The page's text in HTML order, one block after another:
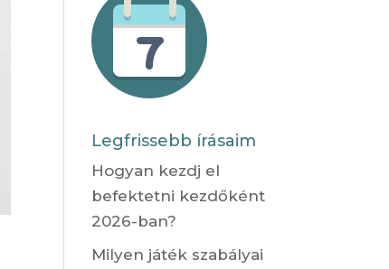
Legfrissebb írásaim
Hogyan kezdj el
befektetni kezdőként
2026-ban?
Milyen játék szabályai